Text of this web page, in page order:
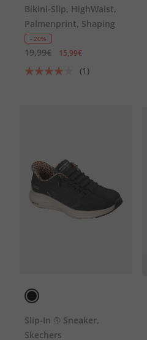
Bikini-Slip, HighWaist,
Palmenprint, Shaping
- 20%
19,99€ 15,99€
(1)
Slip-In ® Sneaker,
Skechers